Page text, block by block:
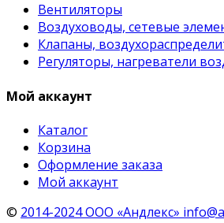
Вентиляторы
Воздуховоды, сетевые
Клапаны,
Регуляторы, нагреватели
Мой аккаунт
Каталог
Корзина
Оформление заказа
Мой аккаунт
© 2014-2024 ООО «Андлекс»